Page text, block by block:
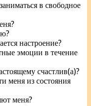
в свободное
настроение?
эмоции в течение
счастлив(а)?
меня из состояния
меня?